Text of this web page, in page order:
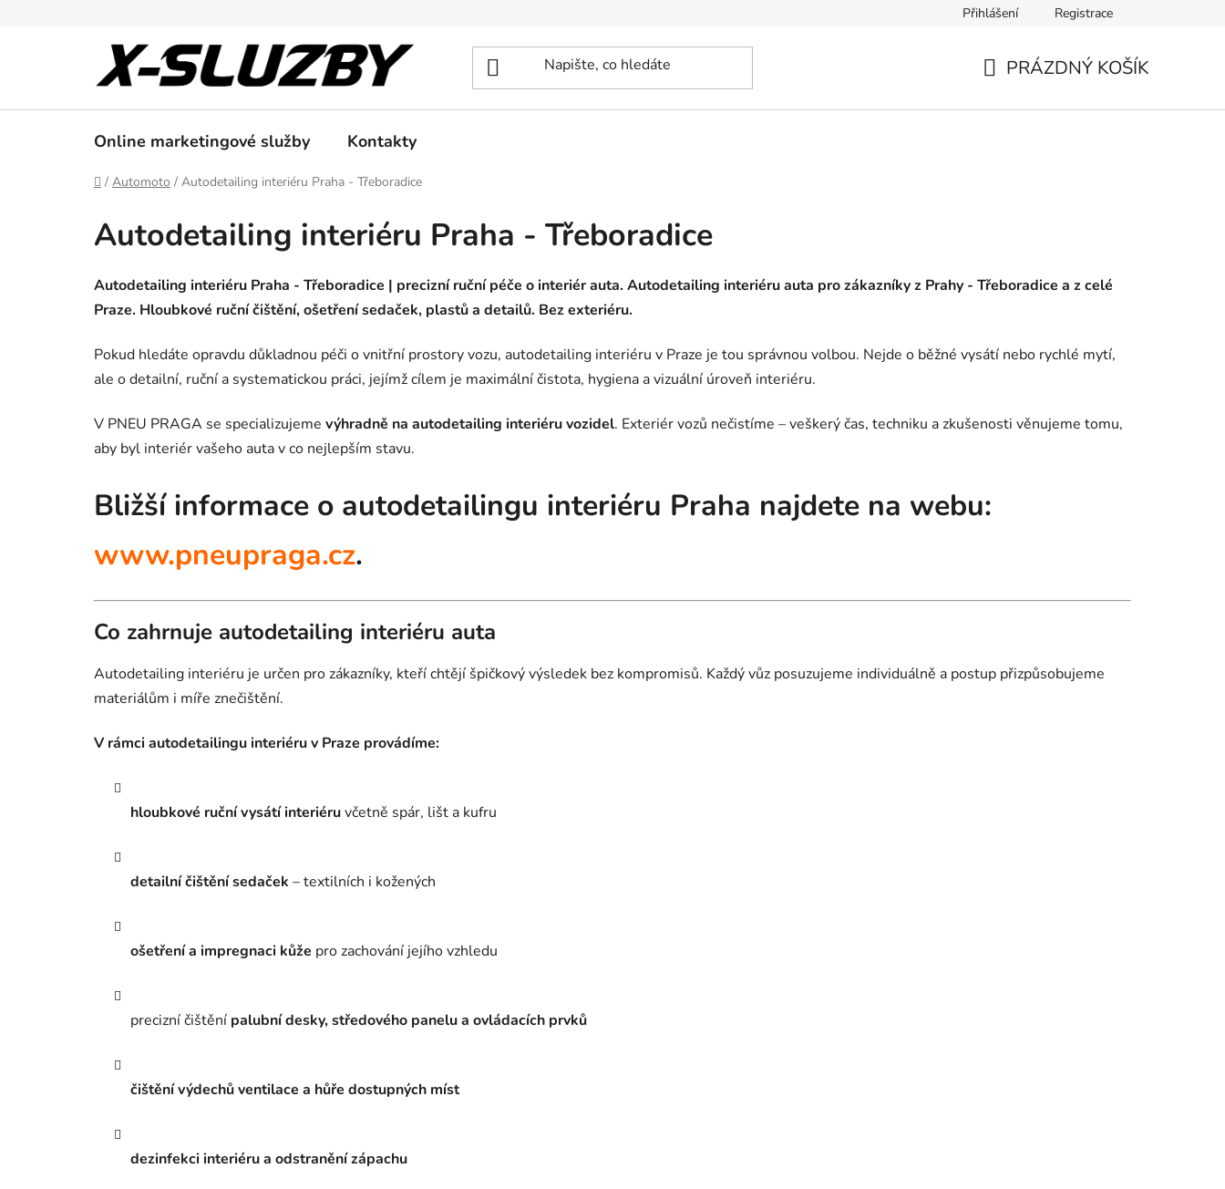
Přihlášení Registrace
PRÁZDNÝ KOŠÍK
Online marketingové služby Kontakty
Domů
/ Automoto / Autodetailing interiéru Praha - Třeboradice
Autodetailing interiéru Praha - Třeboradice
Autodetailing interiéru Praha - Třeboradice | precizní ruční péče o interiér auta. Autodetailing interiéru auta pro zákazníky z Prahy - Třeboradice a z celé
Praze. Hloubkové ruční čištění, ošetření sedaček, plastů a detailů. Bez exteriéru.
Pokud hledáte opravdu důkladnou péči o vnitřní prostory vozu, autodetailing interiéru v Praze je tou správnou volbou. Nejde o běžné vysátí nebo rychlé mytí,
ale o detailní, ruční a systematickou práci, jejímž cílem je maximální čistota, hygiena a vizuální úroveň interiéru.
V PNEU PRAGA se specializujeme výhradně na autodetailing interiéru vozidel. Exteriér vozů nečistíme – veškerý čas, techniku a zkušenosti věnujeme tomu,
aby byl interiér vašeho auta v co nejlepším stavu.
Bližší informace o autodetailingu interiéru Praha najdete na webu:
www.pneupraga.cz.
Co zahrnuje autodetailing interiéru auta
Autodetailing interiéru je určen pro zákazníky, kteří chtějí špičkový výsledek bez kompromisů. Každý vůz posuzujeme individuálně a postup přizpůsobujeme
materiálům i míře znečištění.
V rámci autodetailingu interiéru v Praze provádíme:
hloubkové ruční vysátí interiéruvčetně spár, lišt a kufru
detailní čištění sedaček – textilních i kožených
ošetření a impregnaci kůže pro zachování jejího vzhledu
precizní čištění palubní desky, středového panelu a ovládacích prvků
čištění výdechů ventilace a hůře dostupných míst
dezinfekci interiéru a odstranění zápachu